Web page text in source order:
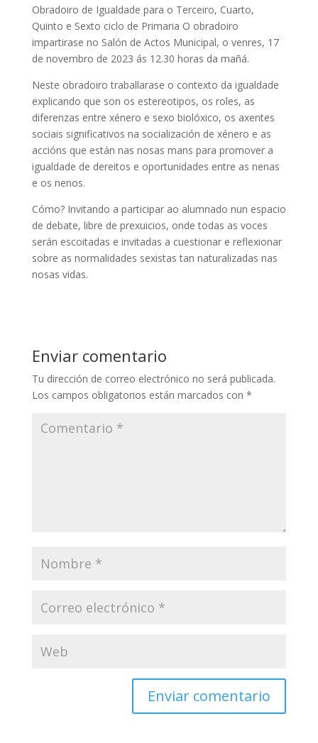
Obradoiro de Igualdade para o Terceiro, Cuarto,
Quinto e Sexto ciclo de Primaria O obradoiro
impartirase no Salón de Actos Municipal, o venres, 17
de novembro de 2023 ás 12.30 horas da mañá.
Neste obradoiro traballarase o contexto da igualdade
explicando que son os estereotipos, os roles, as
diferenzas entre xénero e sexo biolóxico, os axentes
sociais significativos na socialización de xénero e as
accións que están nas nosas mans para promover a
igualdade de dereitos e oportunidades entre as nenas
e os nenos.
Cómo? Invitando a participar ao alumnado nun espacio
de debate, libre de prexuicios, onde todas as voces
serán escoitadas e invitadas a cuestionar e reflexionar
sobre as normalidades sexistas tan naturalizadas nas
nosas vidas.
Enviar comentario
Tu dirección de correo electrónico no será publicada.
Los campos obligatorios están marcados con *